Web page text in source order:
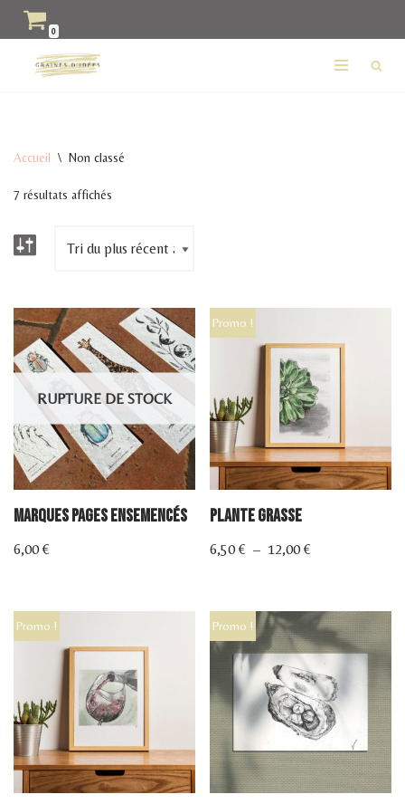
0
Accueil \ Non classé
7 résultats affichés
RUPTURE DE STOCK
Marques pages ensemencés
6,00€
Promo !
Plante Grasse
6,50€ – 12,00€
Promo ! Promo !